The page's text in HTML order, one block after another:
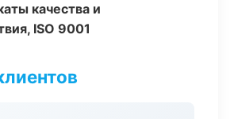
качества и
ISO 9001